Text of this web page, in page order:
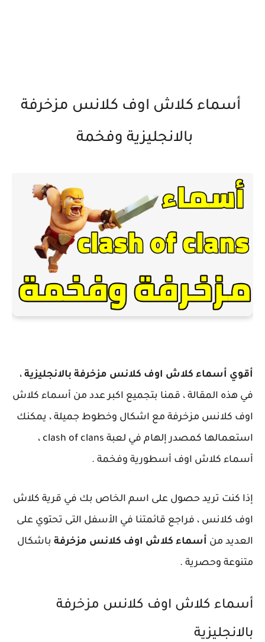
أسماء كلاش اوف كلانس مزخرفة
بالانجليزية وفخمة
أقوي أسماء كلاش اوف كلانس مزخرفة بالانجليزية ،
في هذه المقالة ، قمنا بتجميع اكبر عدد من أسماء كلاش
اوف كلانس مزخرفة مع اشكال وخطوط جميلة ، يمكنك
استعمالها كمصدر إلهام في لعبة clash of clans ،
أسماء كلاش اوف أسطورية وفخمة .
إذا كنت تريد حصول على اسم الخاص بك في قرية كلاش
اوف كلانس ، فراجع قائمتنا في الأسفل التى تحتوي على
العديد من أسماء كلاش اوف كلانس مزخرفة باشكال
متنوعة وحصرية .
أسماء كلاش اوف كلانس مزخرفة
بالانجليزية